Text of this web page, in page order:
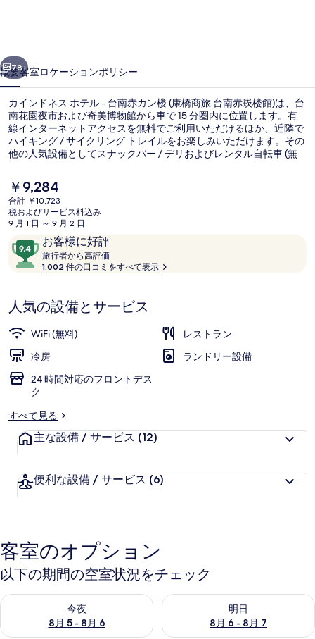
テ
ル
台
南
赤
カ
ン
楼
(康
商
旅
台
南
崁
館)
真
ギ
ャ
ラ
リ
次へ
78+
概要客室ロケーションポリシー
カインドネス ホテル - 台南赤カン楼 (康橋商旅 台南赤崁楼館)は、台
南花園夜市および奇美博物館から車で 15 分圏内に位置します。有
線インターネットアクセスを無料でご利用いただけるほか、近隣で
ハイキング / サイクリング トレイルをお楽しみいただけます。その
他の人気設備としてスナックバー / デリおよびレンタル自転車 (無
ョンが旅行者の高い評価を得ています。
現
在
の
料
は
￥9,284
￥9,284
合計 ￥10,723
税およびサービス料込み
9 月 1 日 ～ 9 月 2 日
口
コ
ミ
お客様に好評
10
段
階
9.4、
お
客
様
に
好
件
口
ミ
旅行者から高評価
行
ら
1,002 件の口コミをすべて表示
人気の設備とサービス
WiFi (無料)
レストラン
冷房
ランドリー設備
24 時間対応のフロントデス
ク
すべて見る
主な設備 / サービス (12)
便利な設備 / サービス (6)
客室のオプション
以下の期間の空室状況をチェック
今夜
8月 5 - 8月 6
今夜 8月 5 - 8月 6 の空室状況をチェック
明日
8月 6 - 8月 7
明日 8月 6 - 8月 7 の空室状況